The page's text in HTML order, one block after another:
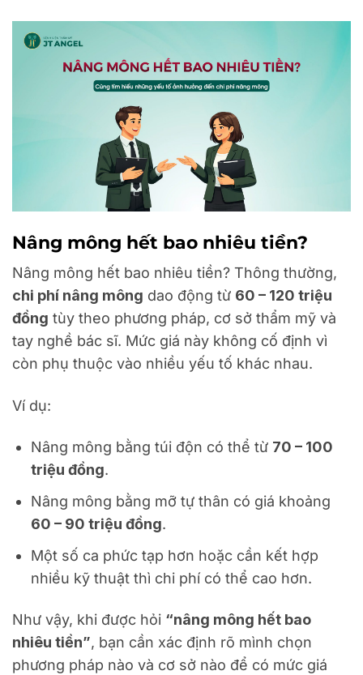
Nâng mông hết bao nhiêu tiền?
Nâng mông hết bao nhiêu tiền? Thông thường,
chi phí nâng mông dao động từ 60 – 120 triệu
đồng tùy theo phương pháp, cơ sở thẩm mỹ và
tay nghề bác sĩ. Mức giá này không cố định vì
còn phụ thuộc vào nhiều yếu tố khác nhau.
Ví dụ:
Nâng mông bằng túi độn có thể từ 70 – 100
triệu đồng.
Nâng mông bằng mỡ tự thân có giá khoảng
60 – 90 triệu đồng.
Một số ca phức tạp hơn hoặc cần kết hợp
nhiều kỹ thuật thì chi phí có thể cao hơn.
Như vậy, khi được hỏi “nâng mông hết bao
nhiêu tiền”, bạn cần xác định rõ mình chọn
phương pháp nào và cơ sở nào để có mức giá